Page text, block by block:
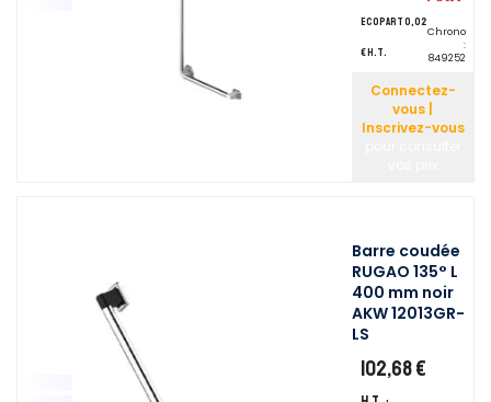
ecopart 0,02
€ H.T.
Chrono
:
849252
Connectez-
vous |
Inscrivez-vous
Barre coudée
RUGAO 135° L
400 mm noir
AKW 12013GR-
LS
102,68 €